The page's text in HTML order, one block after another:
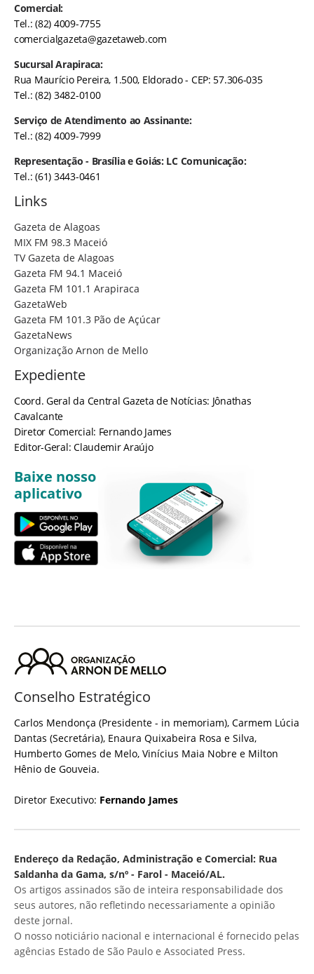
Comercial:
Tel.: (82) 4009-7755
comercialgazeta@gazetaweb.com
Sucursal Arapiraca:
Rua Maurício Pereira, 1.500, Eldorado - CEP: 57.306-035
Tel.: (82) 3482-0100
Serviço de Atendimento ao Assinante:
Tel.: (82) 4009-7999
Representação - Brasília e Goiás: LC Comunicação:
Tel.: (61) 3443-0461
Links
Gazeta de Alagoas
MIX FM 98.3 Maceió
TV Gazeta de Alagoas
Gazeta FM 94.1 Maceió
Gazeta FM 101.1 Arapiraca
GazetaWeb
Gazeta FM 101.3 Pão de Açúcar
GazetaNews
Organização Arnon de Mello
Expediente
Coord. Geral da Central Gazeta de Notícias: Jônathas
Cavalcante
Diretor Comercial: Fernando James
Editor-Geral: Claudemir Araújo
Baixe nosso
aplicativo
Conselho Estratégico
Carlos Mendonça (Presidente - in memoriam), Carmem Lúcia
Dantas (Secretária), Enaura Quixabeira Rosa e Silva,
Humberto Gomes de Melo, Vinícius Maia Nobre e Milton
Hênio de Gouveia.
Diretor Executivo: Fernando James
Endereço da Redação, Administração e Comercial: Rua
Saldanha da Gama, s/nº - Farol - Maceió/AL.
Os artigos assinados são de inteira responsabilidade dos
seus autores, não refletindo necessariamente a opinião
deste jornal.
O nosso noticiário nacional e internacional é fornecido pelas
agências Estado de São Paulo e Associated Press.